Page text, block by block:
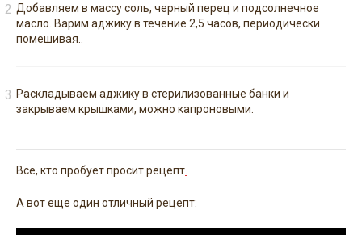
Добавляем в массу соль, черный перец и подсолнечное
масло. Варим аджику в течение 2,5 часов, периодически
помешивая..
Раскладываем аджику в стерилизованные банки и
закрываем крышками, можно капроновыми.
Все, кто пробует просит рецепт
А вот еще один отличный рецепт: